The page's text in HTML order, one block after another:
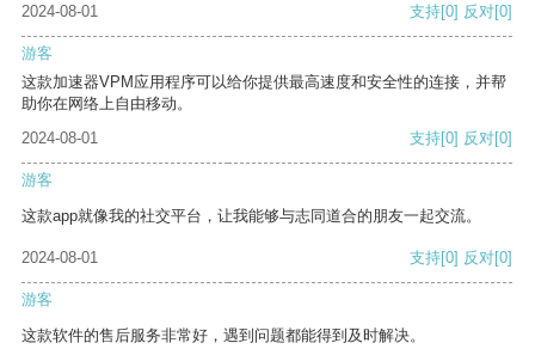
2024-08-01
支持[0] 反对[0]
游客
这款加速器VPM应用程序可以给你提供最高速度和安全性的连接，并帮
助你在网络上自由移动。
2024-08-01
支持[0] 反对[0]
游客
这款app就像我的社交平台，让我能够与志同道合的朋友一起交流。
2024-08-01 支持[0] 反对[0]
游客
这款软件的售后服务非常好，遇到问题都能得到及时解决。